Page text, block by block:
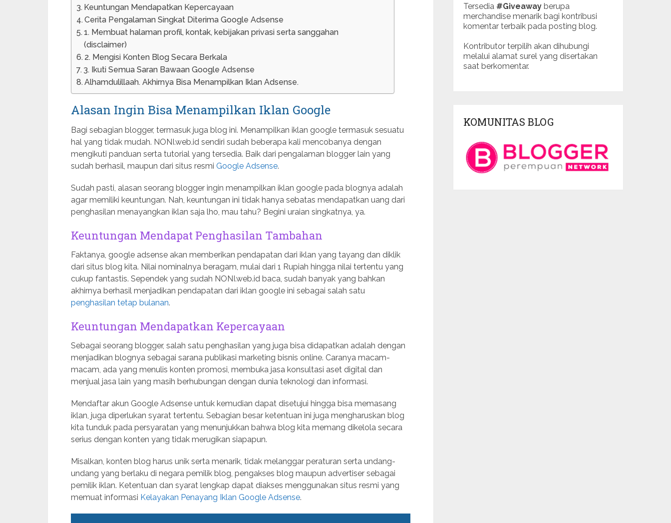
Keuntungan Mendapatkan Kepercayaan
Cerita Pengalaman Singkat Diterima Google Adsense
1. Membuat halaman profil, kontak, kebijakan privasi serta sanggahan
(disclaimer)
2. Mengisi Konten Blog Secara Berkala
3. Ikuti Semua Saran Bawaan Google Adsense
Alhamdulillaah. Akhirnya Bisa Menampilkan Iklan Adsense.
Alasan Ingin Bisa Menampilkan Iklan Google
Bagi sebagian blogger, termasuk juga blog ini. Menampilkan iklan google termasuk sesuatu
hal yang tidak mudah. NONI.web.id sendiri sudah beberapa kali mencobanya dengan
mengikuti panduan serta tutorial yang tersedia. Baik dari pengalaman blogger lain yang
sudah berhasil, maupun dari situs resmi Google Adsense.
Sudah pasti, alasan seorang blogger ingin menampilkan iklan google pada blognya adalah
agar memiliki keuntungan. Nah, keuntungan ini tidak hanya sebatas mendapatkan uang dari
penghasilan menayangkan iklan saja lho, mau tahu? Begini uraian singkatnya, ya.
Keuntungan Mendapat Penghasilan Tambahan
Faktanya, google adsense akan memberikan pendapatan dari iklan yang tayang dan diklik
dari situs blog kita. Nilai nominalnya beragam, mulai dari 1 Rupiah hingga nilai tertentu yang
cukup fantastis. Sependek yang sudah NONI.web.id baca, sudah banyak yang bahkan
akhirnya berhasil menjadikan pendapatan dari iklan google ini sebagai salah satu
penghasilan tetap bulanan.
Keuntungan Mendapatkan Kepercayaan
Sebagai seorang blogger, salah satu penghasilan yang juga bisa didapatkan adalah dengan
menjadikan blognya sebagai sarana publikasi marketing bisnis online. Caranya macam-
macam, ada yang menulis konten promosi, membuka jasa konsultasi aset digital dan
menjual jasa lain yang masih berhubungan dengan dunia teknologi dan informasi.
Mendaftar akun Google Adsense untuk kemudian dapat disetujui hingga bisa memasang
iklan, juga diperlukan syarat tertentu. Sebagian besar ketentuan ini juga mengharuskan blog
kita tunduk pada persyaratan yang menunjukkan bahwa blog kita memang dikelola secara
serius dengan konten yang tidak merugikan siapapun.
Misalkan, konten blog harus unik serta menarik, tidak melanggar peraturan serta undang-
undang yang berlaku di negara pemilik blog, pengakses blog maupun advertiser sebagai
pemilik iklan. Ketentuan dan syarat lengkap dapat diakses menggunakan situs resmi yang
memuat informasi Kelayakan Penayang Iklan Google Adsense.
Tersedia #Giveaway berupa
merchandise menarik bagi kontribusi
komentar terbaik pada posting blog.
Kontributor terpilih akan dihubungi
melalui alamat surel yang disertakan
saat berkomentar.
KOMUNITAS BLOG